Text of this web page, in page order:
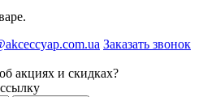
Заказать звонок
акциях и скидках?